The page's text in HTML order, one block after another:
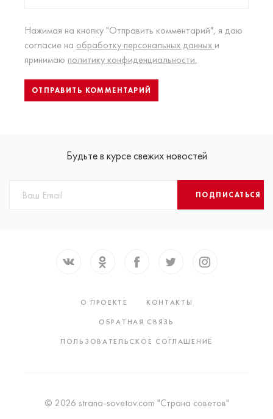
Нажимая на кнопку "Отправить комментарий", я даю
согласие на обработку персональных данных и
принимаю политику конфиденциальности.
Будьте в курсе свежих новостей
ПОДПИСАТЬСЯ
О ПРОЕКТЕ
КОНТАКТЫ
ОБРАТНАЯ СВЯЗЬ
ПОЛЬЗОВАТЕЛЬСКОЕ СОГЛАШЕНИЕ
© 2026 strana-sovetov.com "Страна советов"